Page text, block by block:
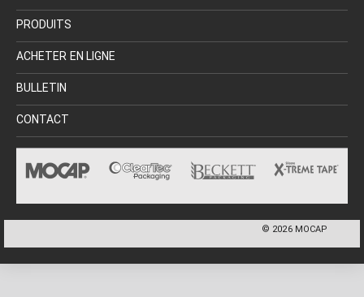
PRODUITS
ACHETER EN LIGNE
BULLETIN
CONTACT
© 2026 MOCAP